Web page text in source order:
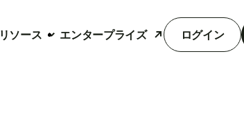
リソース エンタープライズ ログイン